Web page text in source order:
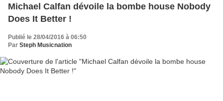
Michael Calfan dévoile la bombe house Nobody
Does It Better !
Publié le 28/04/2016 à 06:50
Par Steph Musicnation